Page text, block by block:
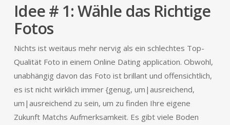
Idee # 1: Wähle das Richtige
Fotos
Nichts ist weitaus mehr nervig als ein schlechtes Top-
Qualität Foto in einem Online Dating application. Obwohl,
unabhängig davon das Foto ist brillant und offensichtlich,
es ist nicht wirklich immer {genug, um|ausreichend,
um|ausreichend zu sein, um zu finden Ihre eigene
Zukunft Matchs Aufmerksamkeit. Es gibt viele Boden